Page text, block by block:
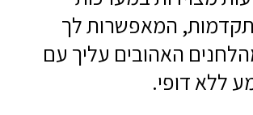
המאפשרות לך
האהובים עליך עם
ללא דופי.